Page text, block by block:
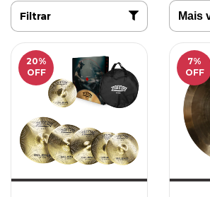
Filtrar
20%
OFF
7%
OFF